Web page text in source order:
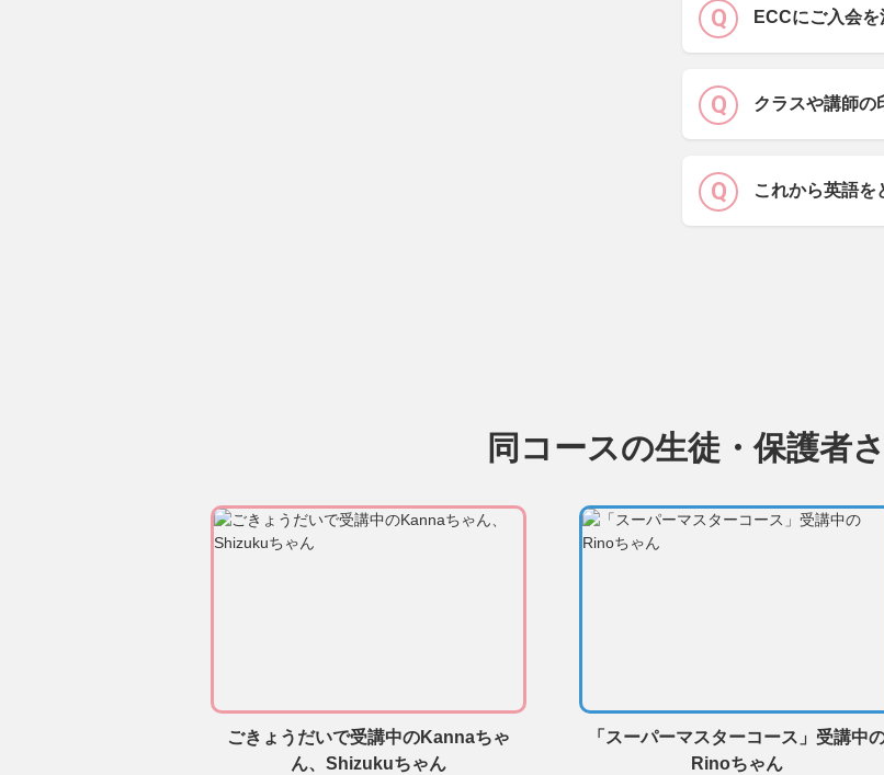
ECCにご入会
クラスや講師の
これから英語を
同コースの生徒・保護者
ごきょうだいで受講中のKannaちゃ
ん、Shizukuちゃん
「スーパーマスターコース」受講中
Rinoちゃん